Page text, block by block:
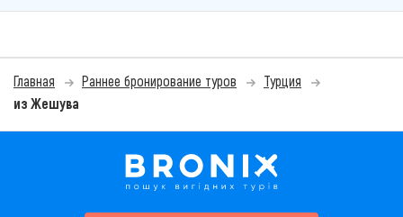
Главная Раннее бронирование туров
Турция
из Жешува